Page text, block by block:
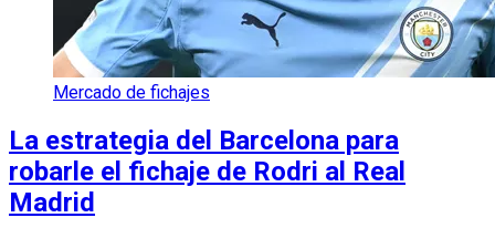
Mercado de fichajes
La estrategia del Barcelona para
robarle el fichaje de Rodri al Real
Madrid